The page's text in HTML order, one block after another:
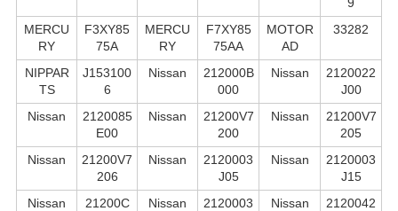
MERCU
RY
F3XY85
75A
MERCU
RY
F7XY85
75AA
MOTOR
AD
33282
NIPPAR
TS
J153100
6
Nissan
212000B
000
Nissan
2120022
J00
Nissan
2120085
E00
Nissan
21200V7
200
Nissan
21200V7
205
Nissan
21200V7
206
Nissan
2120003
J05
Nissan
2120003
J15
Nissan
21200C
Nissan
2120003
Nissan
2120042